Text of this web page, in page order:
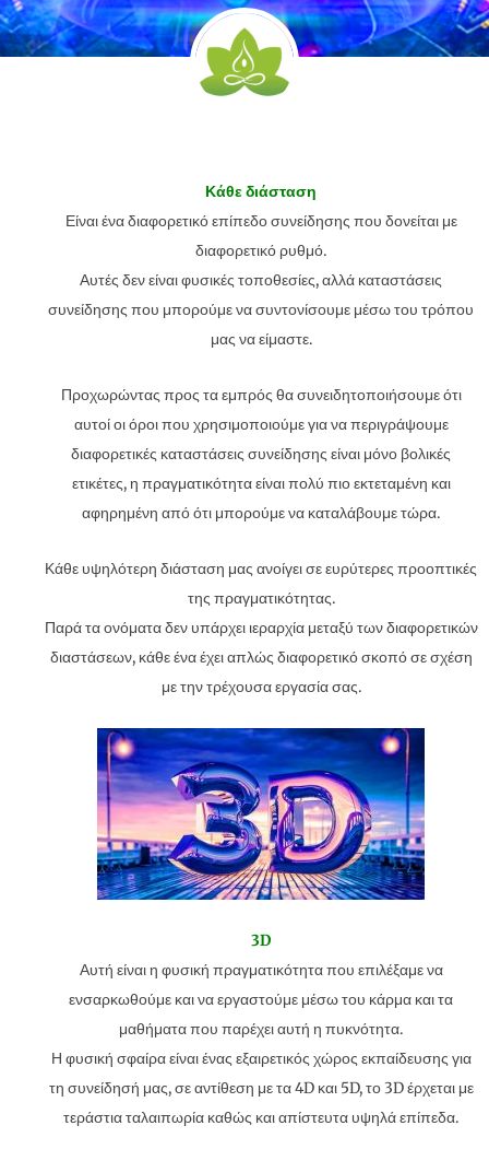
Κάθε διάσταση
Είναι ένα διαφορετικό επίπεδο συνείδησης που δονείται με
διαφορετικό ρυθμό.
Αυτές δεν είναι φυσικές τοποθεσίες, αλλά καταστάσεις
συνείδησης που μπορούμε να συντονίσουμε μέσω του τρόπου
μας να είμαστε.
Προχωρώντας προς τα εμπρός θα συνειδητοποιήσουμε ότι
αυτοί οι όροι που χρησιμοποιούμε για να περιγράψουμε
διαφορετικές καταστάσεις συνείδησης είναι μόνο βολικές
ετικέτες, η πραγματικότητα είναι πολύ πιο εκτεταμένη και
αφηρημένη από ότι μπορούμε να καταλάβουμε τώρα.
Κάθε υψηλότερη διάσταση μας ανοίγει σε ευρύτερες προοπτικές
της πραγματικότητας.
Παρά τα ονόματα δεν υπάρχει ιεραρχία μεταξύ των διαφορετικών
διαστάσεων, κάθε ένα έχει απλώς διαφορετικό σκοπό σε σχέση
με την τρέχουσα εργασία σας.
3D
Αυτή είναι η φυσική πραγματικότητα που επιλέξαμε να
ενσαρκωθούμε και να εργαστούμε μέσω του κάρμα και τα
μαθήματα που παρέχει αυτή η πυκνότητα.
Η φυσική σφαίρα είναι ένας εξαιρετικός χώρος εκπαίδευσης για
τη συνείδησή μας, σε αντίθεση με τα 4D και 5D, το 3D έρχεται με
τεράστια ταλαιπωρία καθώς και απίστευτα υψηλά επίπεδα.